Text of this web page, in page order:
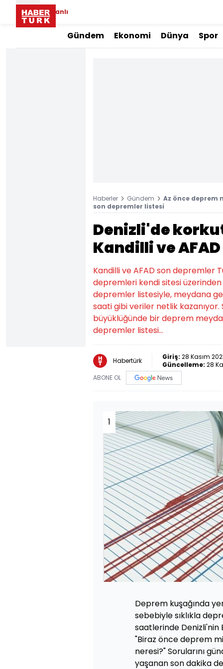
Canlı
Gündem Ekonomi Dünya Spor
Haberler Gündem
Az önce deprem
son depremler listesi
Denizli'de
Kandilli ve
Kandilli ve AFAD son depremler
depremleri kendi sitesi
depremler listesiyle, meydana
saati gibi veriler netlik kazanıyor.
büyüklüğünde bir deprem
depremler listesi...
Habertürk Giriş: 28 Kasım
Güncelleme: 28
ABONE OL
1
Deprem kuşağında
sebebiyle sıklıkla
saatlerinde Denizli'nin
"Biraz önce deprem
neresi?" Sorularını
yaşanan son dakika